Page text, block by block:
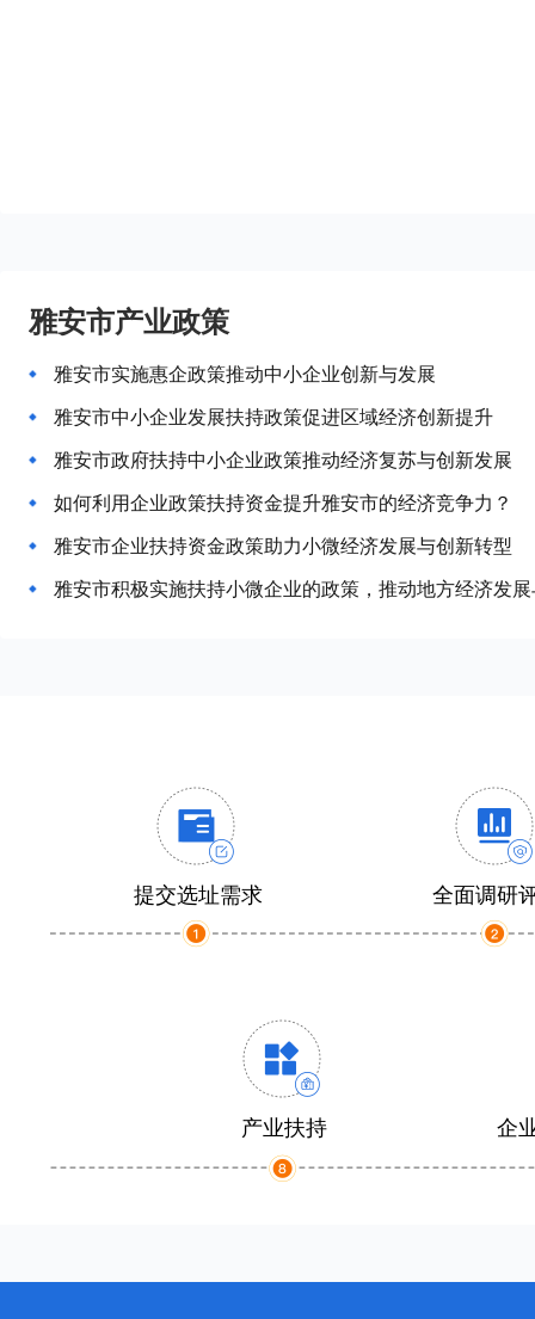
雅安市产业政策
雅安市实施惠企政策推动中小企业创新与发展
雅安市中小企业发展扶持政策促进区域经济创新提升
雅安市政府扶持中小企业政策推动经济复苏与创新发展
如何利用企业政策扶持资金提升雅安市的经济竞争力？
雅安市企业扶持资金政策助力小微经济发展与创新转型
雅安市积极实施扶持小微企业的政策，推动地方经济发
提交选址需求 全面调研
产业扶持 企